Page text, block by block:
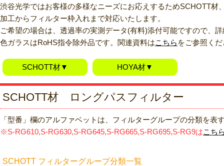
渋谷光学ではお客様の多様なニーズにお応えするためSCHOTT材
加工からフィルター枠入れまで対応いたします。
ご希望の場合は、透過率の実測データ(有料)添付可能ですので、
色ガラスはRoHS指令除外品です。関連資料はこちら をご参照く
SCHOTT材▼ HOYA材▼
SCHOTT材 ロングパスフィルター
「型番」欄のアルファベットは、フィルターグループの分類を表
※S-RG610,S-RG630,S-RG645,S-RG665,S-RG695,S-RG9はこち
SCHOTT フィルターグループ分類一覧